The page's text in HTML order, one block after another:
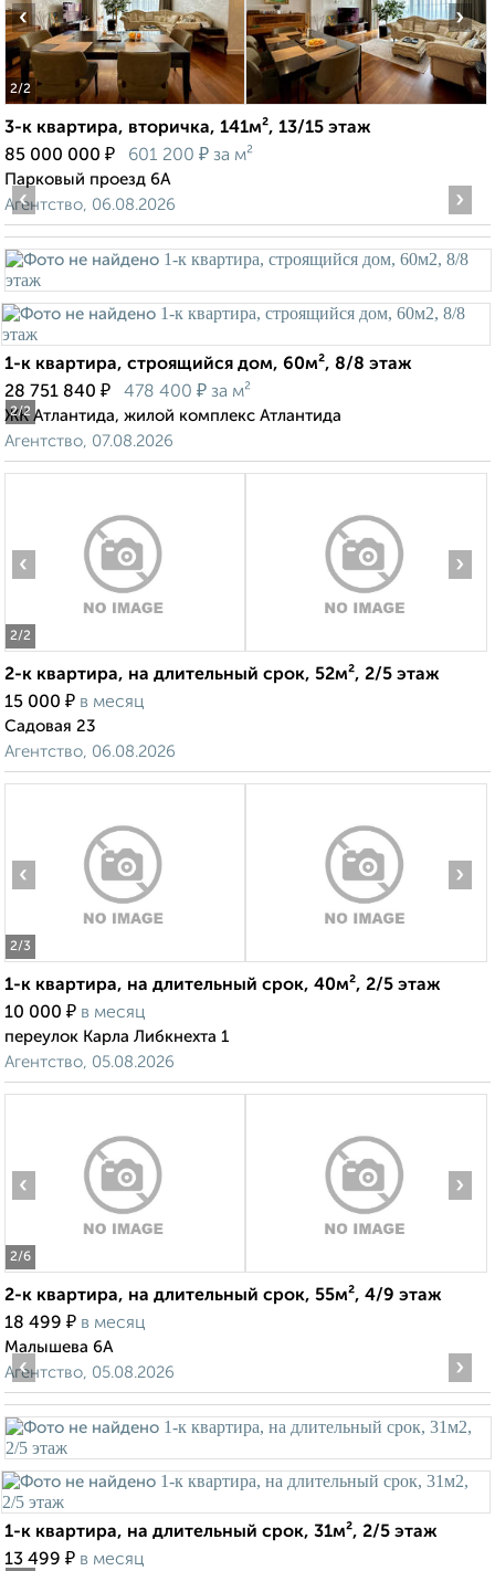
2/2
‹ ›
3-к квартира, вторичка, 141м², 13/15 этаж
85 000 000 ₽ 601 200 ₽ за м²
Парковый проезд 6А
Агентство, 06.08.2026
2/2
‹ ›
1-к квартира, строящийся дом, 60м², 8/8 этаж
28 751 840 ₽ 478 400 ₽ за м²
ЖК Атлантида, жилой комплекс Атлантида
Агентство, 07.08.2026
2/2
‹ ›
2-к квартира, на длительный срок, 52м², 2/5 этаж
15 000 ₽ в месяц
Садовая 23
Агентство, 06.08.2026
2/3
‹ ›
1-к квартира, на длительный срок, 40м², 2/5 этаж
10 000 ₽ в месяц
переулок Карла Либкнехта 1
Агентство, 05.08.2026
2/6
‹ ›
2-к квартира, на длительный срок, 55м², 4/9 этаж
18 499 ₽ в месяц
Малышева 6А
Агентство, 05.08.2026
‹ ›
1-к квартира, на длительный срок, 31м², 2/5 этаж
13 499 ₽ в месяц